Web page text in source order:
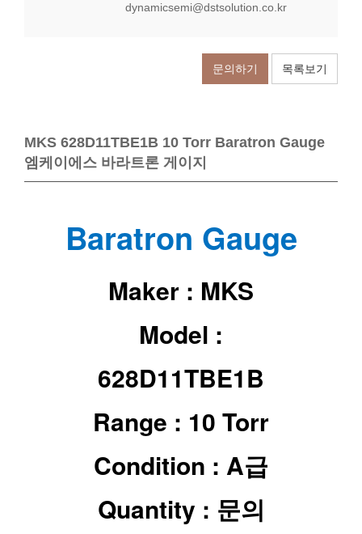
dynamicsemi@dstsolution.co.kr
문의하기 목록보기
MKS 628D11TBE1B 10 Torr Baratron Gauge
엠케이에스 바라트론 게이지
Baratron Gauge
Maker : MKS
Model :
628D11TBE1B
Range : 10 Torr
Condition : A급
Quantity : 문의